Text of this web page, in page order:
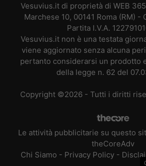
Vesuvius.it di proprietà di WEB
Marchese 10, 00141 Roma (RM) -
Partita I.V.A.
Vesuvius.it non è una testata
viene aggiornato senza alcuna
pertanto considerarsi un prodotto
della legge n. 62 del
Copyright ©2026 - Tutti i diritti
Le attività pubblicitarie su questo
theCoreAdv
Chi Siamo - Privacy Policy -